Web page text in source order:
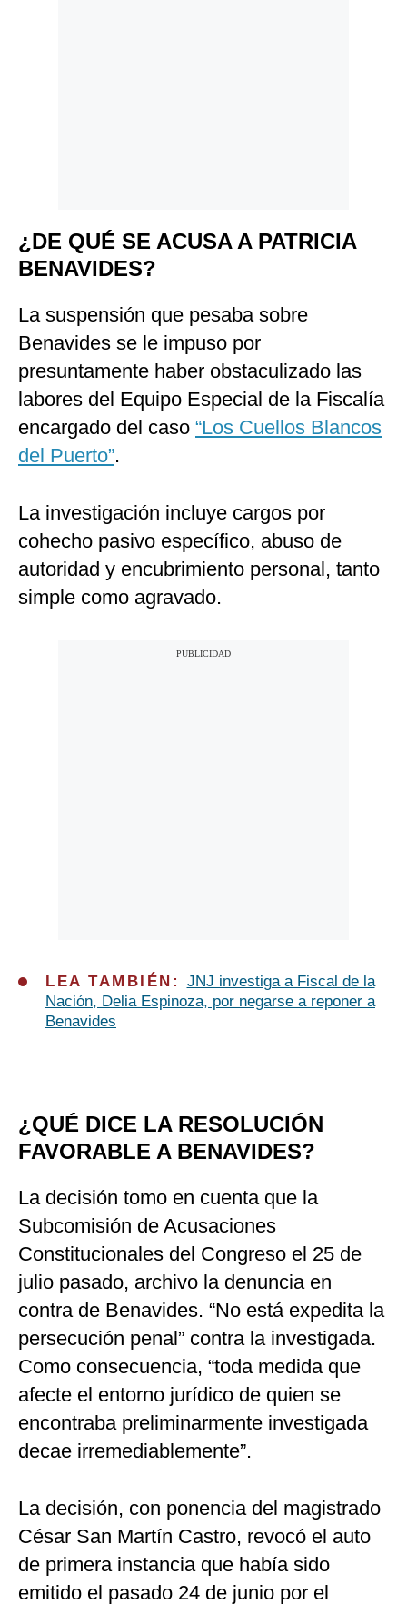
¿DE QUÉ SE ACUSA A PATRICIA
BENAVIDES?
La suspensión que pesaba sobre
Benavides se le impuso por
presuntamente haber obstaculizado las
labores del Equipo Especial de la Fiscalía
encargado del caso “Los Cuellos Blancos
del Puerto”.
La investigación incluye cargos por
cohecho pasivo específico, abuso de
autoridad y encubrimiento personal, tanto
simple como agravado.
LEA TAMBIÉN: JNJ investiga a Fiscal de la
Nación, Delia Espinoza, por negarse a reponer a
Benavides
¿QUÉ DICE LA RESOLUCIÓN
FAVORABLE A BENAVIDES?
La decisión tomo en cuenta que la
Subcomisión de Acusaciones
Constitucionales del Congreso el 25 de
julio pasado, archivo la denuncia en
contra de Benavides. “No está expedita la
persecución penal” contra la investigada.
Como consecuencia, “toda medida que
afecte el entorno jurídico de quien se
encontraba preliminarmente investigada
decae irremediablemente”.
La decisión, con ponencia del magistrado
César San Martín Castro, revocó el auto
de primera instancia que había sido
emitido el pasado 24 de junio por el